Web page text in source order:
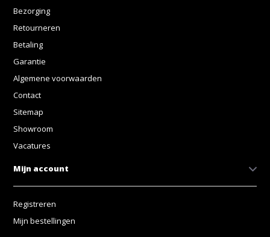
Bezorging
Retourneren
Betaling
Garantie
Algemene voorwaarden
Contact
Sitemap
Showroom
Vacatures
Mijn account
Registreren
Mijn bestellingen